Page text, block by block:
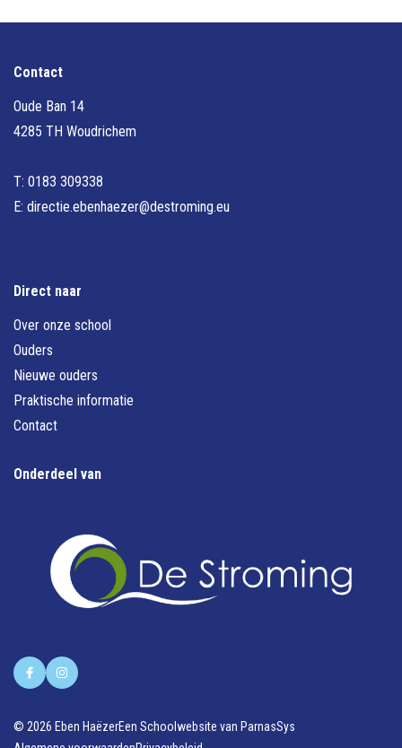
Contact
Oude Ban 14
4285 TH Woudrichem
T: 0183 309338
E: directie.ebenhaezer@destroming.eu
Direct naar
Over onze school
Ouders
Nieuwe ouders
Praktische informatie
Contact
Onderdeel van
© 2026 Eben HaëzerEen Schoolwebsite van ParnasSys